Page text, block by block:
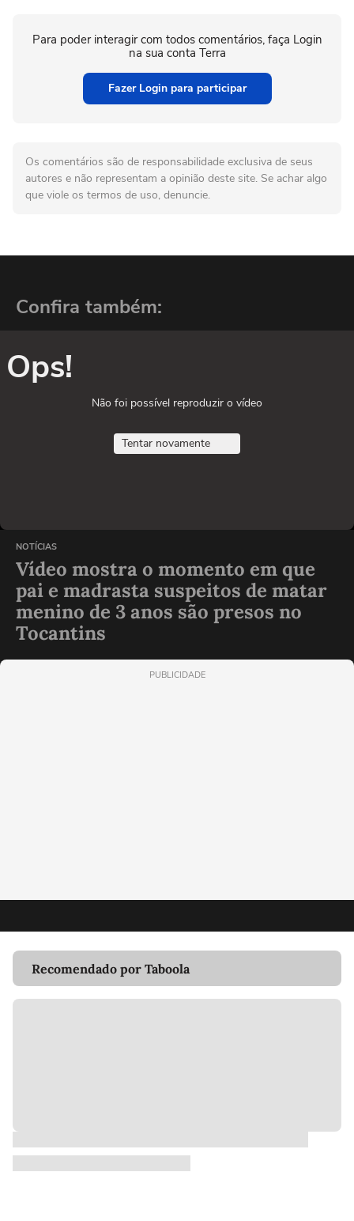
Para poder interagir com todos comentários, faça Login
na sua conta Terra
Fazer Login para participar
Os comentários são de responsabilidade exclusiva de seus
autores e não representam a opinião deste site. Se achar algo
que viole os termos de uso, denuncie.
Confira também:
Ops!
Não foi possível reproduzir o vídeo
Tentar novamente
NOTÍCIAS
Vídeo mostra o momento em que
pai e madrasta suspeitos de matar
menino de 3 anos são presos no
Tocantins
PUBLICIDADE
Recomendado por Taboola